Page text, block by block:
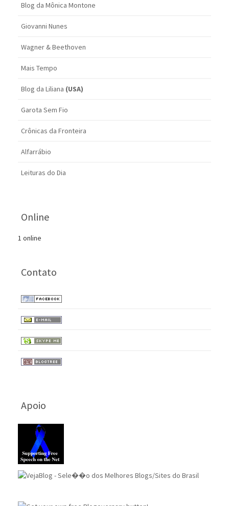
Blog da Mônica Montone
Giovanni Nunes
Wagner & Beethoven
Mais Tempo
Blog da Liliana (USA)
Garota Sem Fio
Crônicas da Fronteira
Alfarrábio
Leituras do Dia
Online
1 online
Contato
Apoio